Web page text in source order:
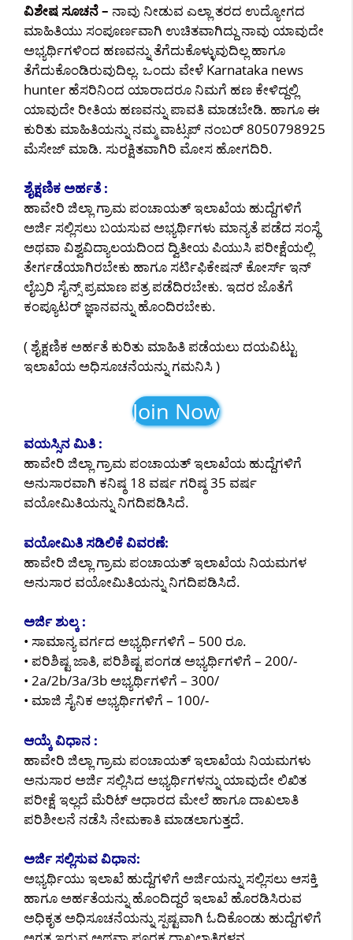
ವಿಶೇಷ ಸೂಚನೆ – ನಾವು ನೀಡುವ ಎಲ್ಲಾ ತರದ ಉದ್ಯೋಗದ
ಮಾಹಿತಿಯು ಸಂಪೂರ್ಣವಾಗಿ ಉಚಿತವಾಗಿದ್ದು ನಾವು ಯಾವುದೇ
ಅಭ್ಯರ್ಥಿಗಳಿಂದ ಹಣವನ್ನು ತೆಗೆದುಕೊಳ್ಳುವುದಿಲ್ಲ ಹಾಗೂ
ತೆಗೆದುಕೊಂಡಿರುವುದಿಲ್ಲ. ಒಂದು ವೇಳೆ Karnataka news
hunter ಹೆಸರಿನಿಂದ ಯಾರಾದರೂ ನಿಮಗೆ ಹಣ ಕೇಳಿದ್ದಲ್ಲಿ
ಯಾವುದೇ ರೀತಿಯ ಹಣವನ್ನು ಪಾವತಿ ಮಾಡಬೇಡಿ. ಹಾಗೂ ಈ
ಕುರಿತು ಮಾಹಿತಿಯನ್ನು ನಮ್ಮ ವಾಟ್ಸಪ್ ನಂಬರ್ 8050798925
ಮೆಸೇಜ್ ಮಾಡಿ. ಸುರಕ್ಷಿತವಾಗಿರಿ ಮೋಸ ಹೋಗದಿರಿ.
ಶೈಕ್ಷಣಿಕ ಅರ್ಹತೆ :
ಹಾವೇರಿ ಜಿಲ್ಲಾ ಗ್ರಾಮ ಪಂಚಾಯತ್ ಇಲಾಖೆಯ ಹುದ್ದೆಗಳಿಗೆ
ಅರ್ಜಿ ಸಲ್ಲಿಸಲು ಬಯಸುವ ಅಭ್ಯರ್ಥಿಗಳು ಮಾನ್ಯತೆ ಪಡೆದ ಸಂಸ್ಥೆ
ಅಥವಾ ವಿಶ್ವವಿದ್ಯಾಲಯದಿಂದ ದ್ವಿತೀಯ ಪಿಯುಸಿ ಪರೀಕ್ಷೆಯಲ್ಲಿ
ತೇರ್ಗಡೆಯಾಗಿರಬೇಕು ಹಾಗೂ ಸರ್ಟಿಫಿಕೇಷನ್ ಕೋರ್ಸ್ ಇನ್
ಲೈಬ್ರರಿ ಸೈನ್ಸ್ ಪ್ರಮಾಣ ಪತ್ರ ಪಡೆದಿರಬೇಕು. ಇದರ ಜೊತೆಗೆ
ಕಂಪ್ಯೂಟರ್ ಜ್ಞಾನವನ್ನು ಹೊಂದಿರಬೇಕು.
( ಶೈಕ್ಷಣಿಕ ಅರ್ಹತೆ ಕುರಿತು ಮಾಹಿತಿ ಪಡೆಯಲು ದಯವಿಟ್ಟು
ಇಲಾಖೆಯ ಅಧಿಸೂಚನೆಯನ್ನು ಗಮನಿಸಿ )
Join Now
ವಯಸ್ಸಿನ ಮಿತಿ :
ಹಾವೇರಿ ಜಿಲ್ಲಾ ಗ್ರಾಮ ಪಂಚಾಯತ್ ಇಲಾಖೆಯ ಹುದ್ದೆಗಳಿಗೆ
ಅನುಸಾರವಾಗಿ ಕನಿಷ್ಠ 18 ವರ್ಷ ಗರಿಷ್ಠ 35 ವರ್ಷ
ವಯೋಮಿತಿಯನ್ನು ನಿಗದಿಪಡಿಸಿದೆ.
ವಯೋಮಿತಿ ಸಡಿಲಿಕೆ ವಿವರಣೆ:
ಹಾವೇರಿ ಜಿಲ್ಲಾ ಗ್ರಾಮ ಪಂಚಾಯತ್ ಇಲಾಖೆಯ ನಿಯಮಗಳ
ಅನುಸಾರ ವಯೋಮಿತಿಯನ್ನು ನಿಗದಿಪಡಿಸಿದೆ.
ಅರ್ಜಿ ಶುಲ್ಕ :
• ಸಾಮಾನ್ಯ ವರ್ಗದ ಅಭ್ಯರ್ಥಿಗಳಿಗೆ – 500 ರೂ.
• ಪರಿಶಿಷ್ಟ ಜಾತಿ, ಪರಿಶಿಷ್ಟ ಪಂಗಡ ಅಭ್ಯರ್ಥಿಗಳಿಗೆ – 200/-
• 2a/2b/3a/3b ಅಭ್ಯರ್ಥಿಗಳಿಗೆ – 300/
• ಮಾಜಿ ಸೈನಿಕ ಅಭ್ಯರ್ಥಿಗಳಿಗೆ – 100/-
ಆಯ್ಕೆ ವಿಧಾನ :
ಹಾವೇರಿ ಜಿಲ್ಲಾ ಗ್ರಾಮ ಪಂಚಾಯತ್ ಇಲಾಖೆಯ ನಿಯಮಗಳು
ಅನುಸಾರ ಅರ್ಜಿ ಸಲ್ಲಿಸಿದ ಅಭ್ಯರ್ಥಿಗಳನ್ನು ಯಾವುದೇ ಲಿಖಿತ
ಪರೀಕ್ಷೆ ಇಲ್ಲದೆ ಮೆರಿಟ್ ಆಧಾರದ ಮೇಲೆ ಹಾಗೂ ದಾಖಲಾತಿ
ಪರಿಶೀಲನೆ ನಡೆಸಿ ನೇಮಕಾತಿ ಮಾಡಲಾಗುತ್ತದೆ.
ಅರ್ಜಿ ಸಲ್ಲಿಸುವ ವಿಧಾನ:
ಅಭ್ಯರ್ಥಿಯು ಇಲಾಖೆ ಹುದ್ದೆಗಳಿಗೆ ಅರ್ಜಿಯನ್ನು ಸಲ್ಲಿಸಲು ಆಸಕ್ತಿ
ಹಾಗೂ ಅರ್ಹತೆಯನ್ನು ಹೊಂದಿದ್ದರೆ ಇಲಾಖೆ ಹೊರಡಿಸಿರುವ
ಅಧಿಕೃತ ಅಧಿಸೂಚನೆಯನ್ನು ಸ್ಪಷ್ಟವಾಗಿ ಓದಿಕೊಂಡು ಹುದ್ದೆಗಳಿಗೆ